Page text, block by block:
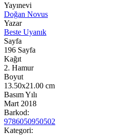
Yayınevi
Doğan Novus
Yazar
Beste Uyanık
Sayfa
196 Sayfa
Kağıt
2. Hamur
Boyut
13.50x21.00 cm
Basım Yılı
Mart 2018
Barkod:
9786050950502
Kategori: